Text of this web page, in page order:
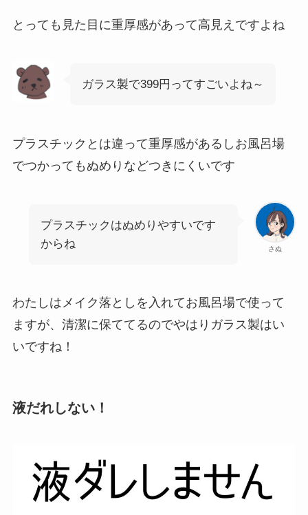
とっても見た目に重厚感があって高見えですよね
ガラス製で399円ってすごいよね～
プラスチックとは違って重厚感があるしお風呂場
でつかってもぬめりなどつきにくいです
さぬ
プラスチックはぬめりやすいです
からね
わたしはメイク落としを入れてお風呂場で使って
ますが、清潔に保ててるのでやはりガラス製はい
いですね！
液だれしない！